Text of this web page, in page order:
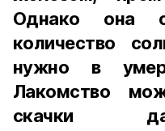
Однако она
количество
нужно в
Лакомство
скачки